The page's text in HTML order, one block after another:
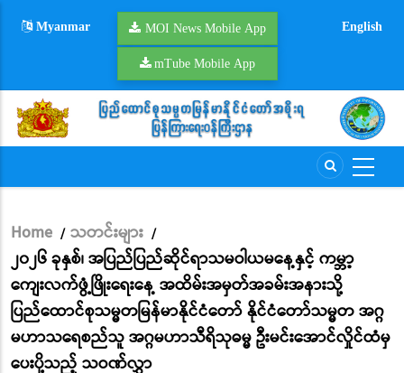
Myanmar MOI News Mobile App
mTube Mobile App
English
Breadcrumb
Home / သတင်းများ /
၂၀၂၆ ခုနှစ်၊ အပြည်ပြည်ဆိုင်ရာသမဝါယမနေ့နှင့် ကမ္ဘာ့
ကျေးလက်ဖွံ့ဖြိုးရေးနေ့ အထိမ်းအမှတ်အခမ်းအနားသို့
ပြည်ထောင်စုသမ္မတမြန်မာနိုင်ငံတော် နိုင်ငံတော်သမ္မတ အဂ္ဂ
မဟာသရေစည်သူ အဂ္ဂမဟာသီရိသုဓမ္မ ဦးမင်းအောင်လှိုင်ထံမှ
ပေးပို့သည့် သဝဏ်လွှာ